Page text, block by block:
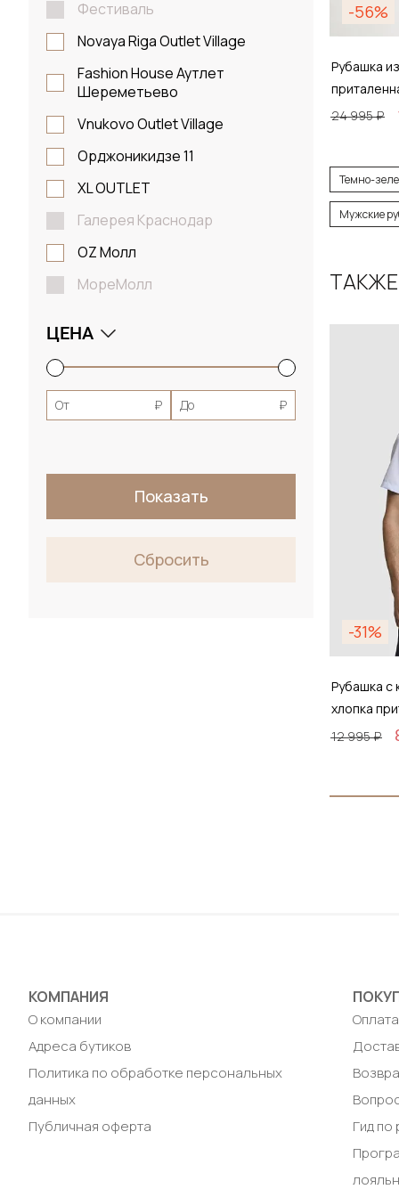
Фестиваль
Novaya Riga Outlet Village
Fashion House Аутлет
Шереметьево
Vnukovo Outlet Village
Орджоникидзе 11
XL OUTLET
Галерея Краснодар
OZ Молл
МореМолл
ЦЕНА
От ₽ До ₽
Показать
Сбросить
-56%
Рубашка
24 995 ₽
Размер
S /
Темно-
Мужские
-31%
Рубашка с
хлопка
12 995 ₽
Размер
КОМПАНИЯ
О компании
Адреса бутиков
Политика по обработке персональных
данных
Публичная оферта
Оплата
Гид